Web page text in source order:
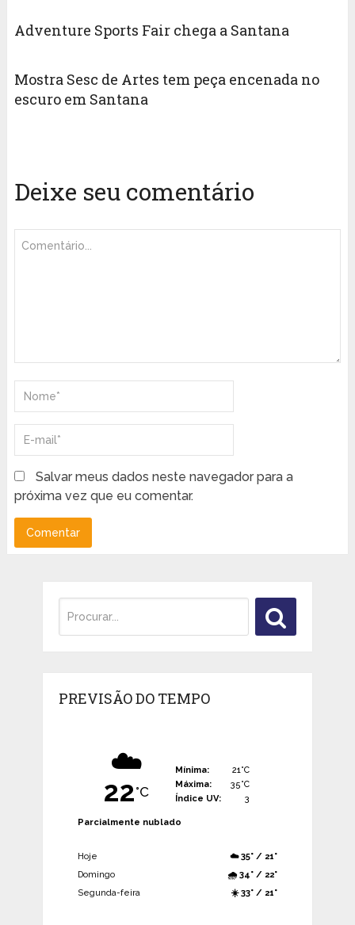
Adventure Sports Fair chega a Santana
Mostra Sesc de Artes tem peça encenada no
escuro em Santana
Deixe seu comentário
Salvar meus dados neste navegador para a
próxima vez que eu comentar.
PREVISÃO DO TEMPO
☁️
22°C
Mínima:
21°C
Máxima:
35°C
Índice UV:
3
Parcialmente nublado
Hoje
☁️ 35° / 21°
Domingo
🌧️ 34° / 22°
Segunda-feira
☀️ 33° / 21°